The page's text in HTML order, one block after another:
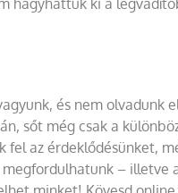
és nem olvadunk
sőt még csak a
fel az érdeklődésünket,
– illetve